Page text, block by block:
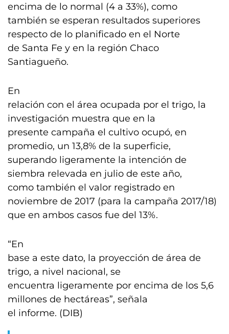
encima de lo normal (4 a 33%), como
también se esperan resultados superiores
respecto de lo planificado en el Norte
de Santa Fe y en la región Chaco
Santiagueño.
En
relación con el área ocupada por el trigo, la
investigación muestra que en la
presente campaña el cultivo ocupó, en
promedio, un 13,8% de la superficie,
superando ligeramente la intención de
siembra relevada en julio de este año,
como también el valor registrado en
noviembre de 2017 (para la campaña 2017/18)
que en ambos casos fue del 13%.
“En
base a este dato, la proyección de área de
trigo, a nivel nacional, se
encuentra ligeramente por encima de los 5,6
millones de hectáreas”, señala
el informe. (DIB)